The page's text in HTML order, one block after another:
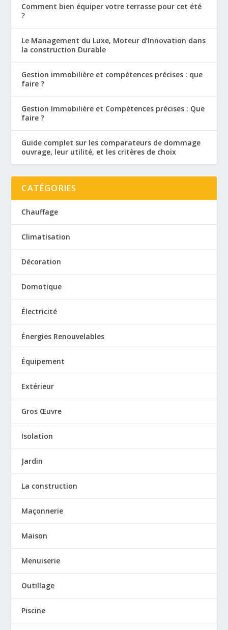
Comment bien équiper votre terrasse pour cet été
?
Le Management du Luxe, Moteur d’Innovation dans
la construction Durable
Gestion immobilière et compétences précises : que
faire ?
Gestion Immobilière et Compétences précises : Que
faire ?
Guide complet sur les comparateurs de dommage
ouvrage, leur utilité, et les critères de choix
CATÉGORIES
Chauffage
Climatisation
Décoration
Domotique
Électricité
Énergies Renouvelables
Équipement
Extérieur
Gros Œuvre
Isolation
Jardin
La construction
Maçonnerie
Maison
Menuiserie
Outillage
Piscine